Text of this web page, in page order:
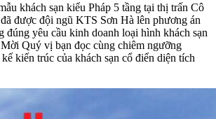
khách sạn kiểu Pháp 5 tầng tại thị trấn Cô
được đội ngũ KTS Sơn Hà lên phương án
đúng yêu cầu kinh doanh loại hình khách sạn
Quý vị bạn đọc cùng chiêm ngưỡng
kiến trúc của khách sạn cổ điển diện tích